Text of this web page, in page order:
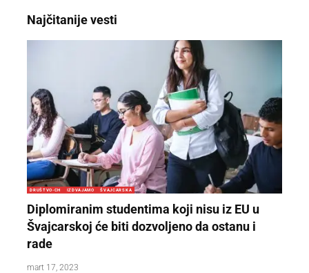
Najčitanije vesti
DRUŠTVO-CH IZDVAJAMO ŠVAJCARSKA
Diplomiranim studentima koji nisu iz EU u
Švajcarskoj će biti dozvoljeno da ostanu i
rade
mart 17, 2023